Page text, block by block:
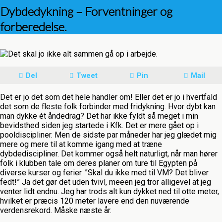
Dybdedykning – Forventninger og
forberedelse.
Del Tweet Pin Mail
Det er jo det som det hele handler om! Eller det er jo i hvertfald
det som de fleste folk forbinder med fridykning. Hvor dybt kan
man dykke ét åndedrag? Det har ikke fyldt så meget i min
bevidsthed siden jeg startede i Kfk. Det er mere gået op i
pooldiscipliner. Men de sidste par måneder har jeg glædet mig
mere og mere til at komme igang med at træne
dybdediscipliner. Det kommer også helt naturligt, når man hører
folk i klubben tale om deres planer om ture til Egypten på
diverse kurser og ferier. ”Skal du ikke med til VM? Det bliver
fedt!” Ja det gør det uden tvivl, meeen jeg tror alligevel at jeg
venter lidt endnu. Jeg har trods alt kun dykket ned til otte meter,
hvilket er præcis 120 meter lavere end den nuværende
verdensrekord. Måske næste år.